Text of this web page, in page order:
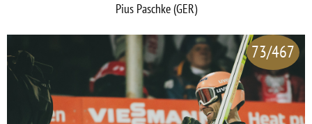
Pius Paschke (GER)
73/467